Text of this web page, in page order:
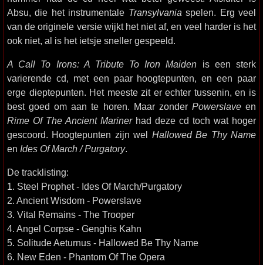
Absu, die het instrumentale Transylvania spelen. Erg veel
van de originele versie wijkt het niet af, en veel harder is het
ook niet, al is het ietsje sneller gespeeld.
A Call To Irons: A Tribute To Iron Maiden is een sterk
varierende cd, met een paar hoogtepunten, en een paar
erge dieptepunten. Het meeste zit er echter tussenin, en is
best goed om aan te horen. Maar zonder Powerslaveen
Rime Of The Ancient Marinerhad deze cd toch wat hoger
gescoord. Hoogtepunten zijn wel Hallowed Be Thy Name
en Ides Of March / Purgatory.
De tracklisting:
1. Steel Prophet - Ides Of March/Purgatory
2. Ancient Wisdom - Powerslave
3. Vital Remains - The Trooper
4. Angel Corpse - Genghis Kahn
5. Solitude Aeturnus - Hallowed Be Thy Name
6. New Eden - Phantom Of The Opera